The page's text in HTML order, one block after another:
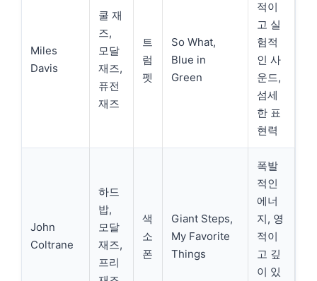
Miles
Davis
쿨 재
즈,
모달
재즈,
퓨전
재즈
트
럼
펫
So What,
Blue in
Green
적이
고 실
험적
인 사
운드,
섬세
한 표
현력
John
Coltrane
하드
밥,
모달
재즈,
프리
색
소
폰
Giant Steps,
My Favorite
Things
폭발
적인
에너
지, 영
적이
고 깊
이 있